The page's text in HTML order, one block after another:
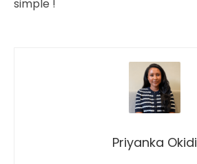
simple !
Priyanka Okidi